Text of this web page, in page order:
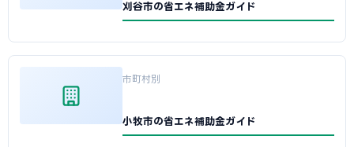
刈谷市の省エネ補助金ガイド
市町村別
小牧市の省エネ補助金ガイド